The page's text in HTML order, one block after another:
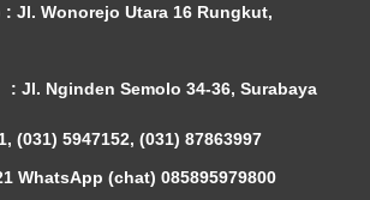
: Jl. Wonorejo Utara 16 Rungkut,
: Jl. Nginden Semolo 34-36, Surabaya
(031) 5947152, (031) 87863997
WhatsApp (chat) 085895979800